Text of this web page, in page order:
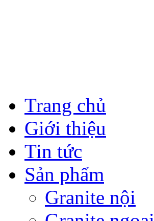
Trang chủ
Giới thiệu
Tin tức
Sản phẩm
Granite nội